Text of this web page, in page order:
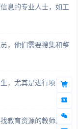
息的专业人士，如工
，他们需要搜集和整
，尤其是进行项目研
教育资源的教师。